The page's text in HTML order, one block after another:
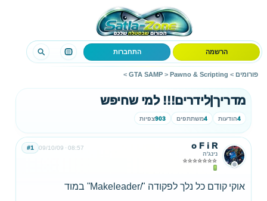
הרשמה התחברות
פורומים >
GTA SAMP > Pawno & Scripting
>
מדריך|לידרים!!! למי שחיפש
4הודעות 4משתתפים 903צפיות
o F i R
נינג'ה
09/10/09 08:57
#1
אוקי קודם כל נלך לפקודה "/Makeleader" במוד